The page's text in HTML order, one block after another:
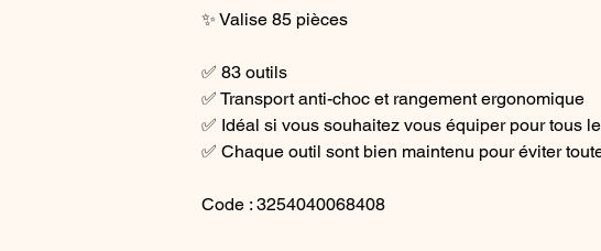
✨ Valise 85 pièces
✅​ 83 outils
✅​ Transport anti-choc et rangement ergonomique
✅​ Idéal si vous souhaitez vous équiper pour tous
✅​ Chaque outil sont bien maintenu pour éviter
Code : 3254040068408